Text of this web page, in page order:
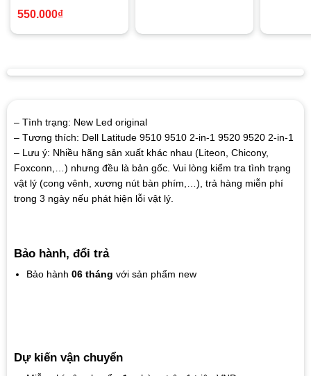
550.000₫
– Tình trạng: New Led original
– Tương thích: Dell Latitude 9510 9510 2-in-1 9520 9520 2-in-1
– Lưu ý: Nhiều hãng sản xuất khác nhau (Liteon, Chicony,
Foxconn,…) nhưng đều là bản gốc. Vui lòng kiểm tra tình trạng
vật lý (cong vênh, xương nút bàn phím,…), trả hàng miễn phí
trong 3 ngày nếu phát hiện lỗi vật lý.
Bảo hành, đổi trả
Bảo hành 06 tháng với sản phẩm new
Dự kiến vận chuyển